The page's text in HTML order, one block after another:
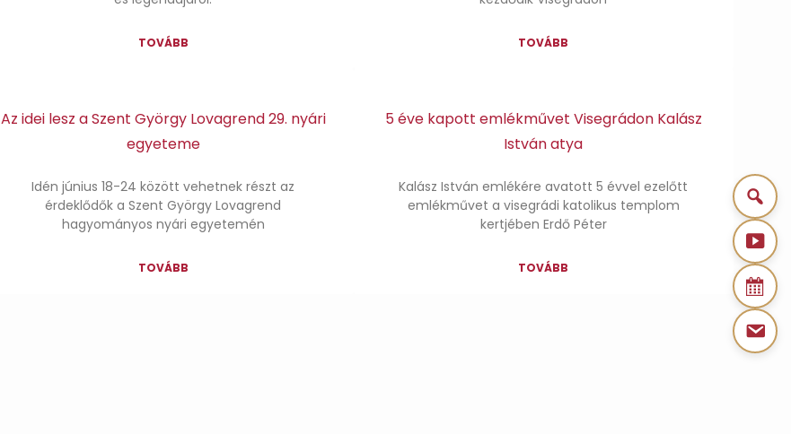
TOVÁBB TOVÁBB
Az idei lesz a Szent György Lovagrend 29. nyári
egyeteme
Idén június 18-24 között vehetnek részt az
érdeklődők a Szent György Lovagrend
hagyományos nyári egyetemén
TOVÁBB
5 éve kapott emlékművet Visegrádon Kalász
István atya
Kalász István emlékére avatott 5 évvel ezelőtt
emlékművet a visegrádi katolikus templom
kertjében Erdő Péter
TOVÁBB